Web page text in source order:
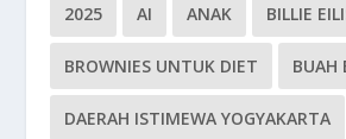
2025 AI ANAK BILLIE
BROWNIES UNTUK DIET BUAH
DAERAH ISTIMEWA YOGYAKARTA